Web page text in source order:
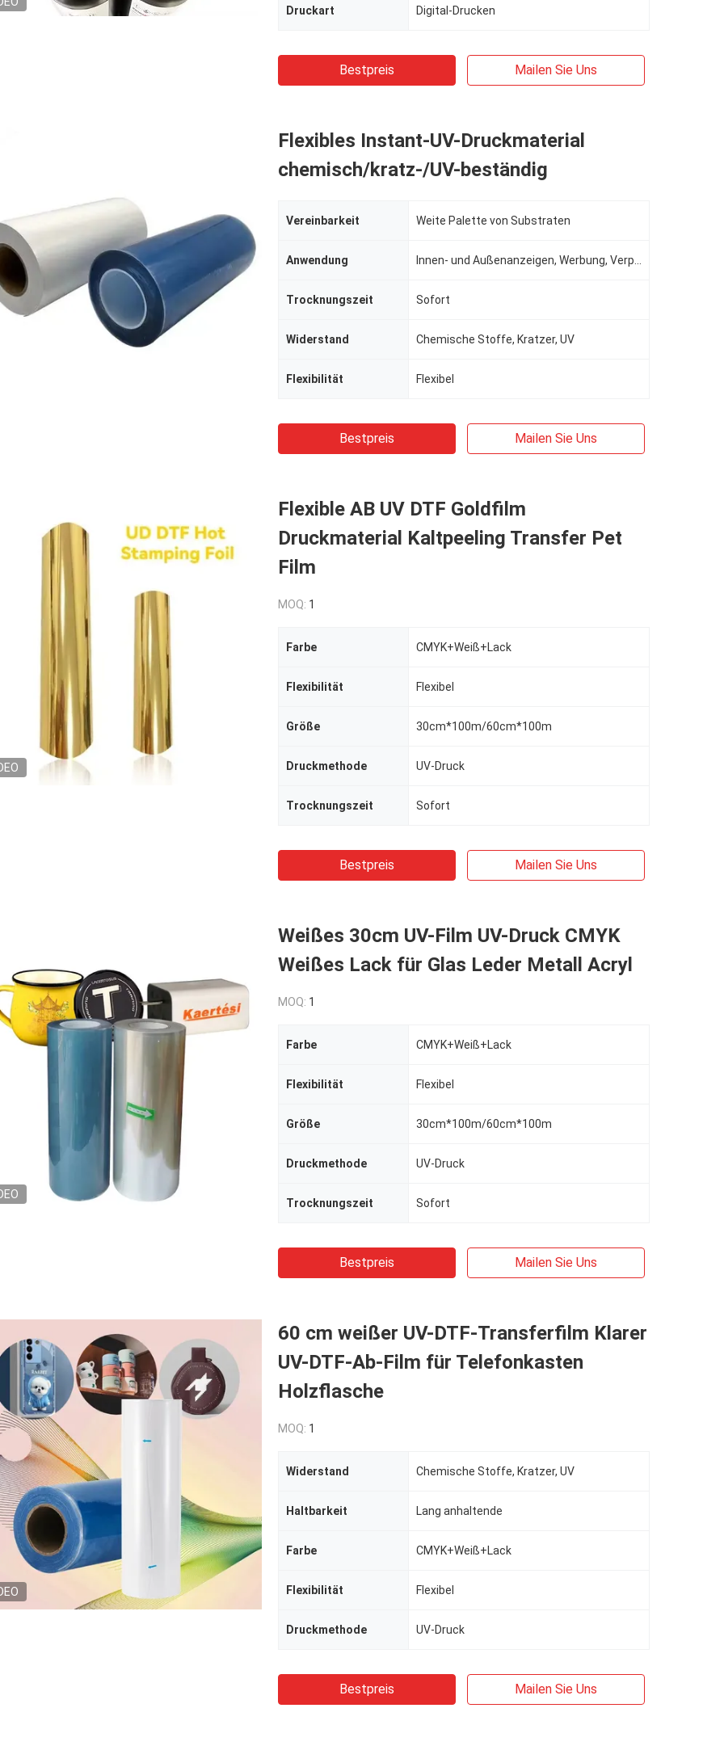
Druckart Digital-Drucken
Bestpreis Mailen Sie Uns
Flexibles Instant-UV-Druckmaterial
chemisch/kratz-/UV-beständig
Vereinbarkeit Weite Palette von Substraten
Anwendung
Trocknungszeit Sofort
Widerstand Chemische Stoffe, Kratzer, UV
Flexibilität Flexibel
Bestpreis Mailen Sie Uns
Flexible AB UV DTF Goldfilm
Druckmaterial Kaltpeeling Transfer Pet
Film
MOQ: 1
Farbe CMYK+Weiß+Lack
Flexibilität Flexibel
Größe 30cm*100m/60cm*100m
Druckmethode UV-Druck
Trocknungszeit Sofort
Bestpreis Mailen Sie Uns
Weißes 30cm UV-Film UV-Druck CMYK
Weißes Lack für Glas Leder Metall Acryl
MOQ: 1
Farbe CMYK+Weiß+Lack
Flexibilität Flexibel
Größe 30cm*100m/60cm*100m
Druckmethode UV-Druck
Trocknungszeit Sofort
Bestpreis Mailen Sie Uns
60 cm weißer UV-DTF-Transferfilm Klarer
UV-DTF-Ab-Film für Telefonkasten
Holzflasche
MOQ: 1
Widerstand Chemische Stoffe, Kratzer, UV
Haltbarkeit Lang anhaltende
Farbe CMYK+Weiß+Lack
Flexibilität Flexibel
Druckmethode UV-Druck
Bestpreis Mailen Sie Uns